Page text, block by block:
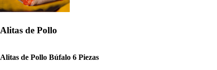
Alitas de Pollo
Alitas de Pollo Búfalo 6 Piezas